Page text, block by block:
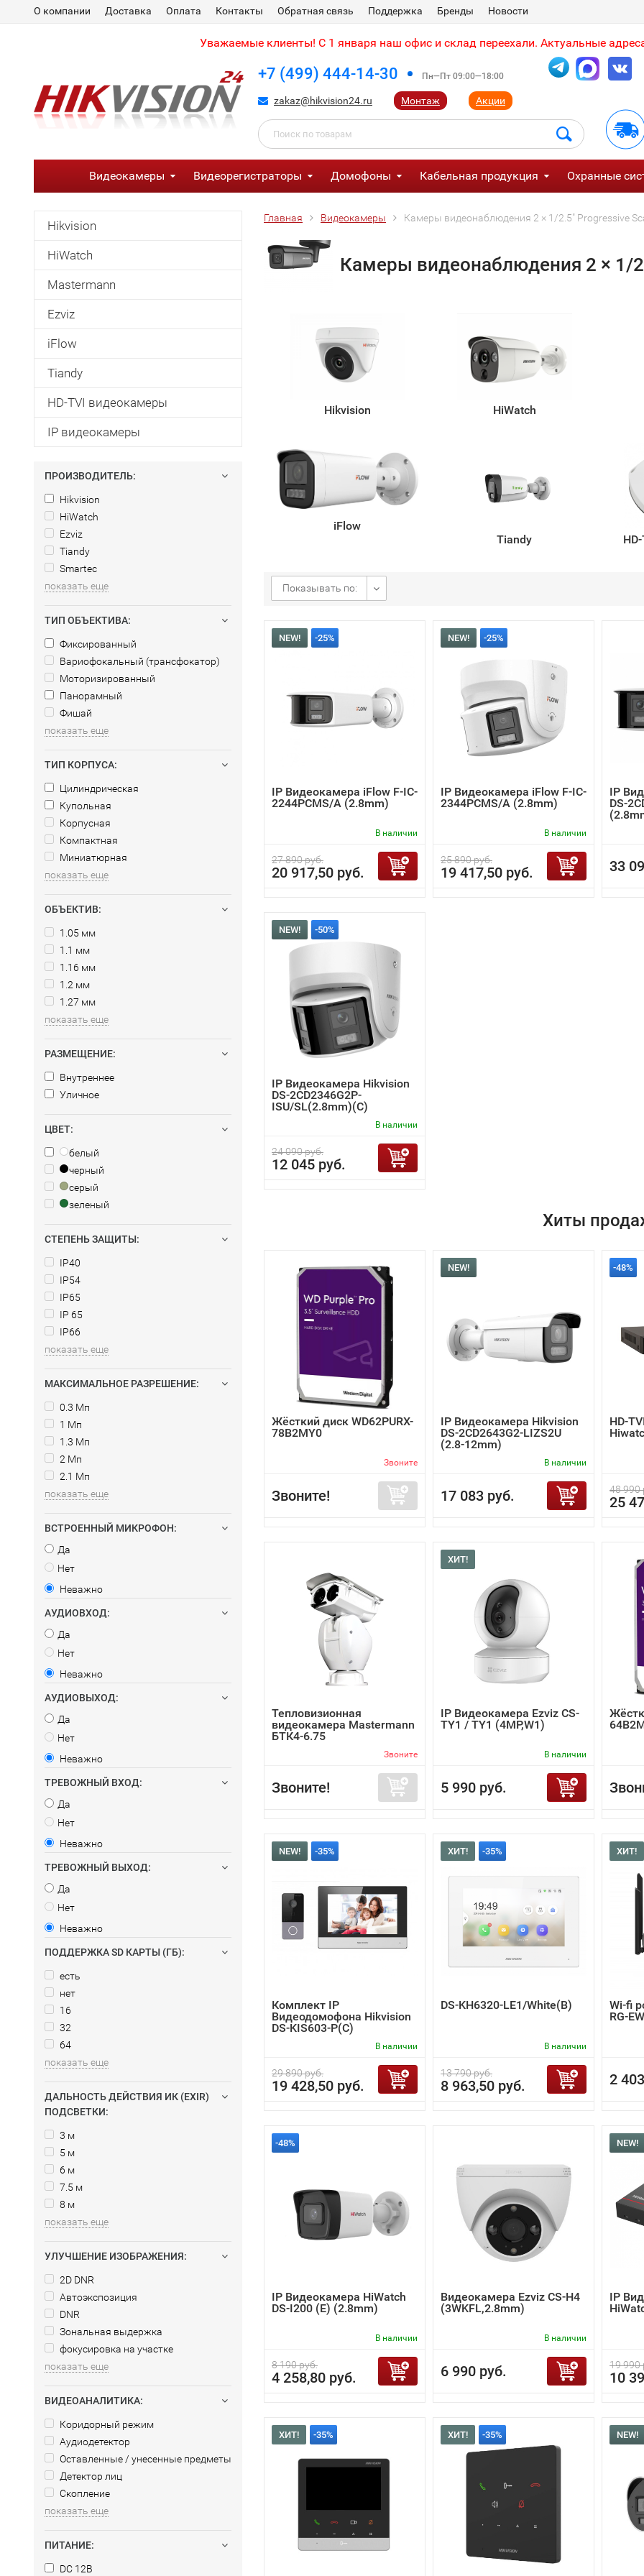
О компании Доставка Оплата Контакты Обратная связь Поддержка Бренды Новости
Уважаемые клиенты! С 1 января наш офис и склад переехали. Актуальные
+7 (499) 444-14-30 Пн—Пт 09:00—18:00
zakaz@hikvision24.ru Монтаж Акции
Видеокамеры Видеорегистраторы Домофоны Кабельная продукция Охранные
Hikvision
HiWatch
Mastermann
Ezviz
iFlow
Tiandy
HD-TVI видеокамеры
IP видеокамеры
ПРОИЗВОДИТЕЛЬ:
Hikvision
HiWatch
Ezviz
Tiandy
Smartec
показать еще
ТИП ОБЪЕКТИВА:
Фиксированный
Вариофокальный (трансфокатор)
Моторизированный
Панорамный
Фишай
показать еще
ТИП КОРПУСА:
Цилиндрическая
Купольная
Корпусная
Компактная
Миниатюрная
показать еще
ОБЪЕКТИВ:
1.05 мм
1.1 мм
1.16 мм
1.2 мм
1.27 мм
показать еще
РАЗМЕЩЕНИЕ:
Внутреннее
Уличное
ЦВЕТ:
белый
черный
серый
зеленый
СТЕПЕНЬ ЗАЩИТЫ:
IP40
IP54
IP65
IP 65
IP66
показать еще
МАКСИМАЛЬНОЕ РАЗРЕШЕНИЕ:
0.3 Мп
1 Мп
1.3 Мп
2 Мп
2.1 Мп
показать еще
ВСТРОЕННЫЙ МИКРОФОН:
Да
Нет
Неважно
АУДИОВХОД:
Да
Нет
Неважно
АУДИОВЫХОД:
Да
Нет
Неважно
ТРЕВОЖНЫЙ ВХОД:
Да
Нет
Неважно
ТРЕВОЖНЫЙ ВЫХОД:
Да
Нет
Неважно
ПОДДЕРЖКА SD КАРТЫ (ГБ):
есть
нет
16
32
64
показать еще
ДАЛЬНОСТЬ ДЕЙСТВИЯ ИК (EXIR)
ПОДСВЕТКИ:
3 м
5 м
6 м
7.5 м
8 м
показать еще
УЛУЧШЕНИЕ ИЗОБРАЖЕНИЯ:
2D DNR
Автоэкспозиция
DNR
Зональная выдержка
фокусировка на участке
показать еще
ВИДЕОАНАЛИТИКА:
Коридорный режим
Аудиодетектор
Оставленные / унесенные предметы
Детектор лиц
Скопление
показать еще
ПИТАНИЕ:
DC 12В
Главная Видеокамеры Камеры видеонаблюдения 2 × 1/2.5" Progressive
Камеры видеонаблюдения 2 × 1/
Hikvision HiWatch
iFlow
Tiandy
Показывать по:
NEW! -25%
IP Видеокамера iFlow F-IC-
2244PCMS/A (2.8mm)
В наличии
27 890 руб.
20 917,50 руб.
NEW! -25%
IP Видеокамера iFlow F-IC-
2344PCMS/A (2.8mm)
В наличии
25 890 руб.
19 417,50 руб.
IP
DS-
33
NEW! -50%
IP Видеокамера Hikvision
DS-2CD2346G2P-
ISU/SL(2.8mm)(C)
В наличии
24 090 руб.
12 045 руб.
Хиты
Жёсткий диск WD62PURX-
78B2MY0
Звоните
Звоните!
NEW!
IP Видеокамера Hikvision
DS-2CD2643G2-LIZS2U
(2.8-12mm)
В наличии
17 083 руб.
-48%
HD-
48 990
25
Тепловизионная
видеокамера Mastermann
БТК4-6.75
Звоните
Звоните!
ХИТ!
IP Видеокамера Ezviz CS-
TY1 / TY1 (4MP,W1)
В наличии
5 990 руб.
NEW! -35%
Комплект IP
Видеодомофона Hikvision
DS-KIS603-P(C)
В наличии
29 890 руб.
19 428,50 руб.
ХИТ! -35%
DS-KH6320-LE1/White(B)
В наличии
13 790 руб.
8 963,50 руб.
ХИТ!
Wi-fi
RG-
2
-48%
IP Видеокамера HiWatch
DS-I200 (E) (2.8mm)
В наличии
8 190 руб.
4 258,80 руб.
Видеокамера Ezviz CS-H4
(3WKFL,2.8mm)
В наличии
6 990 руб.
NEW!
IP
19 990
10
ХИТ! -35% ХИТ! -35% NEW!